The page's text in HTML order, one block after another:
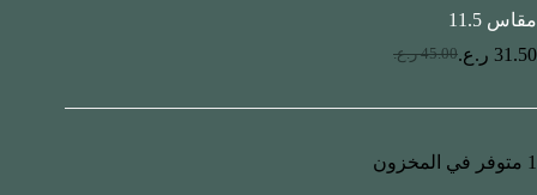
مقاس 11.5
45.00 ر.ع. 31.50 ر.ع.
1 متوفر في المخزون